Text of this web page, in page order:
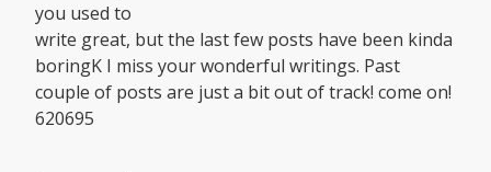
you used to
write great, but the last few posts have been kinda
boringK I miss your wonderful writings. Past
couple of posts are just a bit out of track! come on!
620695